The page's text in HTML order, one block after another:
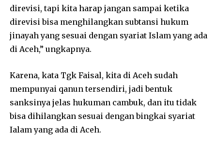
direvisi, tapi kita harap jangan sampai ketika
direvisi bisa menghilangkan subtansi hukum
jinayah yang sesuai dengan syariat Islam yang ada
di Aceh,” ungkapnya.
Karena, kata Tgk Faisal, kita di Aceh sudah
mempunyai qanun tersendiri, jadi bentuk
sanksinya jelas hukuman cambuk, dan itu tidak
bisa dihilangkan sesuai dengan bingkai syariat
Ialam yang ada di Aceh.